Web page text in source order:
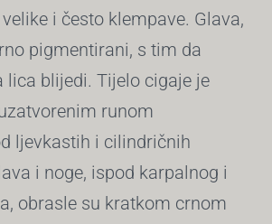
i često klempave. Glava,
pigmentirani, s tim da
lica blijedi. Tijelo cigaje je
runom
ljevkastih i cilindričnih
i noge, ispod karpalnog i
obrasle su kratkom crnom